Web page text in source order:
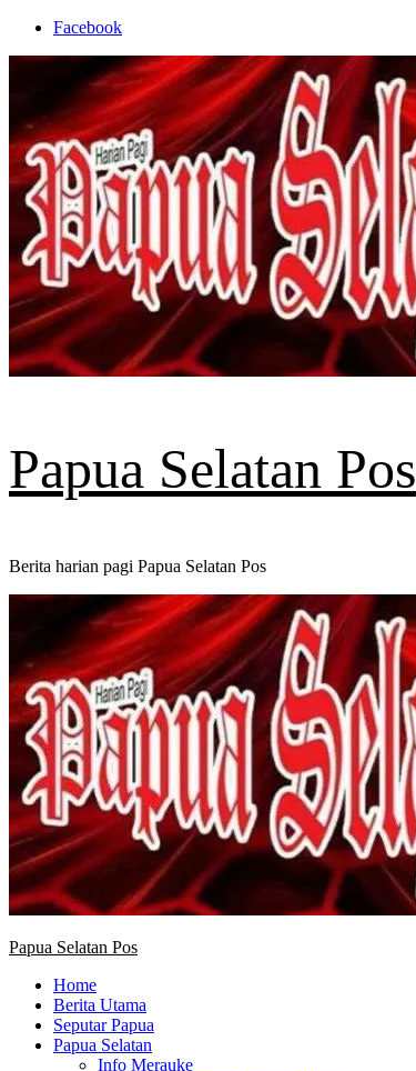
Skip
content
Facebook
Papua Selatan Pos
Berita harian pagi Papua Selatan Pos
Primary
Papua Selatan Pos
Home
Berita Utama
Seputar Papua
Papua Selatan
Info Merauke